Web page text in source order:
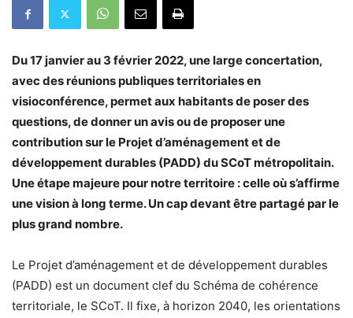
Du 17 janvier au 3 février 2022, une large concertation,
avec des réunions publiques territoriales en
visioconférence, permet aux habitants de poser des
questions, de donner un avis ou de proposer une
contribution sur le Projet d’aménagement et de
développement durables (PADD) du SCoT métropolitain.
Une étape majeure pour notre territoire : celle où s’affirme
une vision à long terme. Un cap devant être partagé par le
plus grand nombre.
Le Projet d’aménagement et de développement durables
(PADD) est un document clef du Schéma de cohérence
territoriale, le SCoT. Il fixe, à horizon 2040, les orientations